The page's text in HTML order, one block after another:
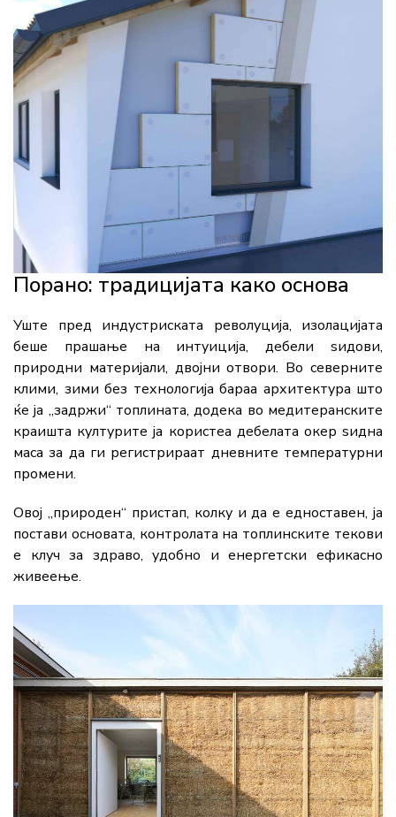
Порано: традицијата како основа
Уште пред индустриската револуција, изолацијата
беше прашање на интуиција, дебели ѕидови,
природни материјали, двојни отвори. Во северните
клими, зими без технологија бараа архитектура што
ќе ја „задржи“ топлината, додека во медитеранските
краишта културите ја користеа дебелата окер ѕидна
маса за да ги регистрираат дневните температурни
промени.
Овој „природен“ пристап, колку и да е едноставен, ја
постави основата, контролата на топлинските текови
е клуч за здраво, удобно и енергетски ефикасно
живеење.